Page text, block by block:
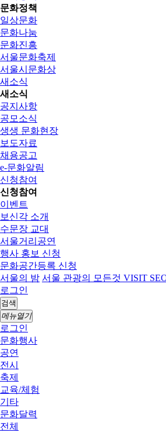
문화정책
일상문화
문화나눔
문화진흥
서울문화축제
서울시문화상
새소식
새소식
공지사항
공모소식
생생 문화현장
보도자료
채용공고
e-문화알림
신청참여
신청참여
이벤트
보신각 소개
수문장 교대
서울거리공연
행사 홍보 신청
문화공간등록 신청
서울의 밤 서울 관광의 모든것 VISIT
로그인
검색
메뉴열기
로그인
문화행사
공연
전시
축제
교육/체험
기타
문화달력
전체